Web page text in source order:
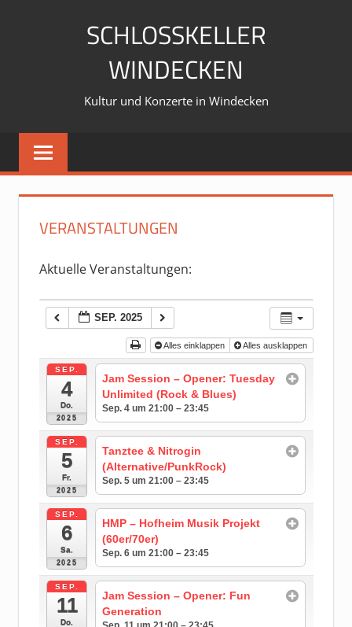
SCHLOSSKELLER
WINDECKEN
Kultur und Konzerte in Windecken
VERANSTALTUNGEN
Aktuelle Veranstaltungen:
SEP. 2025
Alles einklappen Alles ausklappen
SEP.
4
Do.
2025
Jam Session – Opener: Tuesday
Unlimited (Rock & Blues)
Sep. 4 um 21:00 – 23:45
SEP.
5
Fr.
2025
Tanztee & Nitrogin
(Alternative/PunkRock)
Sep. 5 um 21:00 – 23:45
SEP.
6
Sa.
2025
HMP – Hofheim Musik Projekt
(60er/70er)
Sep. 6 um 21:00 – 23:45
SEP.
11
Do.
Jam Session – Opener: Fun
Generation